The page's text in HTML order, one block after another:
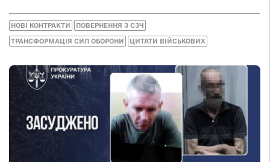
НОВІ КОНТРАКТИ ПОВЕРНЕННЯ З СЗЧ
ТРАНСФОРМАЦІЯ СИЛ ОБОРОНИ ЦИТАТИ ВІЙСЬКОВИХ